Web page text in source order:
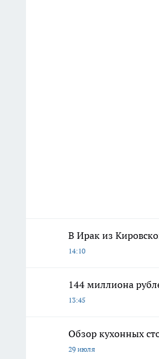
В Ирак из
14:10
144 миллиона
13:45
Обзор кухонных
29 июля